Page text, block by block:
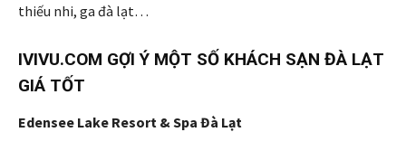
thiếu nhi, ga đà lạt…
IVIVU.COM GỢI Ý MỘT SỐ KHÁCH SẠN ĐÀ LẠT
GIÁ TỐT
Edensee Lake Resort & Spa Đà Lạt